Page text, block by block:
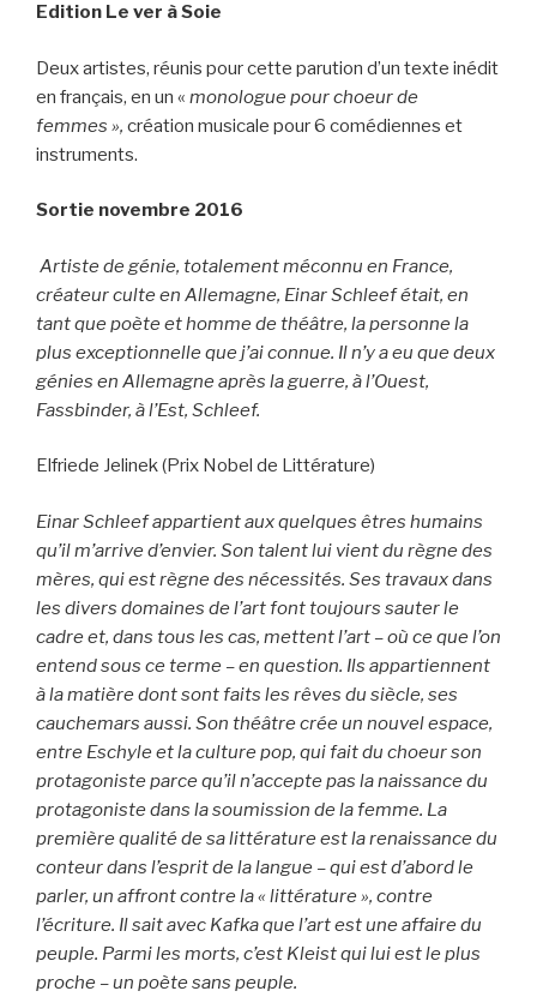
Edition Le ver à Soie
Deux artistes, réunis pour cette parution d’un texte inédit
en français, en un « monologue pour choeur de
femmes », création musicale pour 6 comédiennes et
instruments.
Sortie novembre 2016
Artiste de génie, totalement méconnu en France,
créateur culte en Allemagne, Einar Schleef était, en
tant que poète et homme de théâtre, la personne la
plus exceptionnelle que j’ai connue. Il n’y a eu que deux
génies en Allemagne après la guerre, à l’Ouest,
Fassbinder, à l’Est, Schleef.
Elfriede Jelinek (Prix Nobel de Littérature)
Einar Schleef appartient aux quelques êtres humains
qu’il m’arrive d’envier. Son talent lui vient du règne des
mères, qui est règne des nécessités. Ses travaux dans
les divers domaines de l’art font toujours sauter le
cadre et, dans tous les cas, mettent l’art – où ce que l’on
entend sous ce terme – en question. Ils appartiennent
à la matière dont sont faits les rêves du siècle, ses
cauchemars aussi. Son théâtre crée un nouvel espace,
entre Eschyle et la culture pop, qui fait du choeur son
protagoniste parce qu’il n’accepte pas la naissance du
protagoniste dans la soumission de la femme. La
première qualité de sa littérature est la renaissance du
conteur dans l’esprit de la langue – qui est d’abord le
parler, un affront contre la « littérature », contre
l’écriture. Il sait avec Kafka que l’art est une affaire du
peuple. Parmi les morts, c’est Kleist qui lui est le plus
proche – un poète sans peuple.